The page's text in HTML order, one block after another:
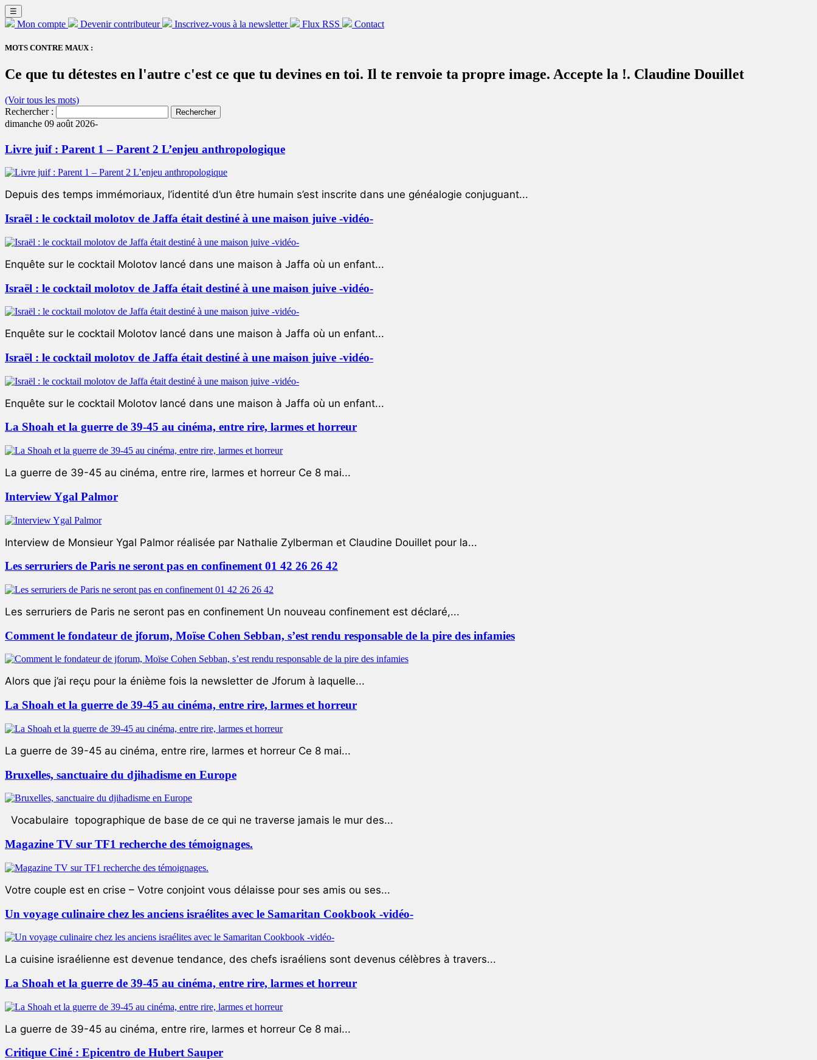
☰
Mon compte Devenir contributeur Inscrivez-vous à la newsletter Flux RSS Contact
MOTS CONTRE MAUX :
Ce que tu détestes en l'autre c'est ce que tu devines en toi. Il te renvoie ta propre image. Accepte la !. Claudine Douillet
(Voir tous les mots)
Rechercher :
dimanche 09 août 2026-
Livre juif : Parent 1 – Parent 2 L’enjeu anthropologique
Depuis des temps immémoriaux, l’identité d’un être humain s’est inscrite dans une généalogie conjuguant...
Israël : le cocktail molotov de Jaffa était destiné à une maison juive -vidéo-
Enquête sur le cocktail Molotov lancé dans une maison à Jaffa où un enfant...
Israël : le cocktail molotov de Jaffa était destiné à une maison juive -vidéo-
Enquête sur le cocktail Molotov lancé dans une maison à Jaffa où un enfant...
Israël : le cocktail molotov de Jaffa était destiné à une maison juive -vidéo-
Enquête sur le cocktail Molotov lancé dans une maison à Jaffa où un enfant...
La Shoah et la guerre de 39-45 au cinéma, entre rire, larmes et horreur
La guerre de 39-45 au cinéma, entre rire, larmes et horreur Ce 8 mai...
Interview Ygal Palmor
Interview de Monsieur Ygal Palmor réalisée par Nathalie Zylberman et Claudine Douillet pour la...
Les serruriers de Paris ne seront pas en confinement 01 42 26 26 42
Les serruriers de Paris ne seront pas en confinement Un nouveau confinement est déclaré,...
Comment le fondateur de jforum, Moïse Cohen Sebban, s’est rendu responsable de la pire des infamies
Alors que j’ai reçu pour la énième fois la newsletter de Jforum à laquelle...
La Shoah et la guerre de 39-45 au cinéma, entre rire, larmes et horreur
La guerre de 39-45 au cinéma, entre rire, larmes et horreur Ce 8 mai...
Bruxelles, sanctuaire du djihadisme en Europe
Vocabulaire topographique de base de ce qui ne traverse jamais le mur des...
Magazine TV sur TF1 recherche des témoignages.
Votre couple est en crise – Votre conjoint vous délaisse pour ses amis ou ses...
Un voyage culinaire chez les anciens israélites avec le Samaritan Cookbook -vidéo-
La cuisine israélienne est devenue tendance, des chefs israéliens sont devenus célèbres à travers...
La Shoah et la guerre de 39-45 au cinéma, entre rire, larmes et horreur
La guerre de 39-45 au cinéma, entre rire, larmes et horreur Ce 8 mai...
Critique Ciné : Epicentro de Hubert Sauper